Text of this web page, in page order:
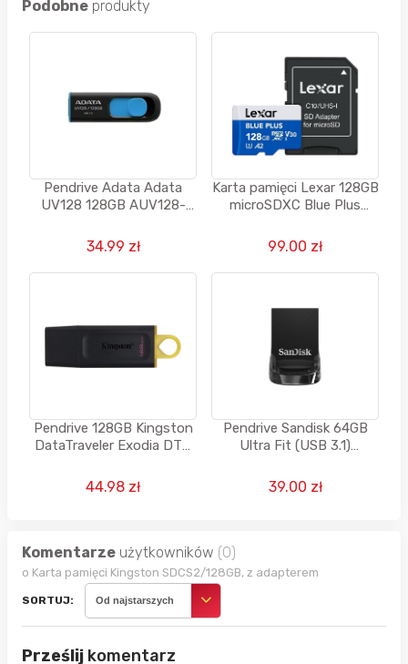
Podobne produkty
Pendrive Adata Adata
UV128 128GB AUV128-
34.99 zł
Karta pamięci Lexar 128GB
microSDXC Blue Plus
99.00 zł
Pendrive 128GB Kingston
DataTraveler Exodia DTX
44.98 zł
Pendrive Sandisk 64GB
Ultra Fit (USB 3.1)
39.00 zł
Komentarze użytkowników (0)
o Karta pamięci Kingston SDCS2/128GB, z adapterem
SORTUJ: Od najstarszych
Prześlij komentarz